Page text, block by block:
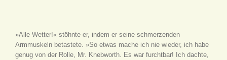
»Alle Wetter!« stöhnte er, indem er seine schmerzenden
Armmuskeln betastete. »So etwas mache ich nie wieder, ich habe
genug von der Rolle, Mr. Knebworth. Es war furchtbar! Ich dachte,